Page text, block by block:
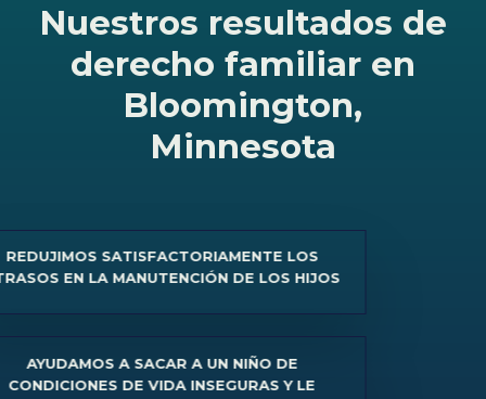
Nuestros resultados de
derecho familiar en
Bloomington,
Minnesota
SATISFACTORIAMENTE LOS
LA MANUTENCIÓN DE LOS HIJOS
A SACAR A UN NIÑO DE
DE VIDA INSEGURAS Y LE